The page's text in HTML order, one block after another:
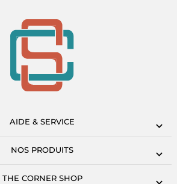
AIDE & SERVICE
NOS PRODUITS
THE CORNER SHOP